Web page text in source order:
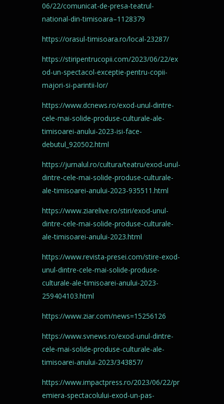
06/22/comunicat-de-presa-teatrul-
national-din-timisoara–1128379
https://orasul-timisoara.ro/local-23287/
https://stiripentrucopii.com/2023/06/22/ex
od-un-spectacol-exceptie-pentru-copii-
majori-si-parintii-lor/
https://www.dcnews.ro/exod-unul-dintre-
cele-mai-solide-produse-culturale-ale-
timisoarei-anului-2023-isi-face-
debutul_920502.html
https://jurnalul.ro/cultura/teatru/exod-unul-
dintre-cele-mai-solide-produse-culturale-
ale-timisoarei-anului-2023-935511.html
https://www.ziarelive.ro/stiri/exod-unul-
dintre-cele-mai-solide-produse-culturale-
ale-timisoarei-anului-2023.html
https://www.revista-presei.com/stire-exod-
unul-dintre-cele-mai-solide-produse-
culturale-ale-timisoarei-anului-2023-
259404103.html
https://www.ziar.com/news=15256126
https://www.svnews.ro/exod-unul-dintre-
cele-mai-solide-produse-culturale-ale-
timisoarei-anului-2023/343857/
https://www.impactpress.ro/2023/06/22/pr
emiera-spectacolului-exod-un-pas-